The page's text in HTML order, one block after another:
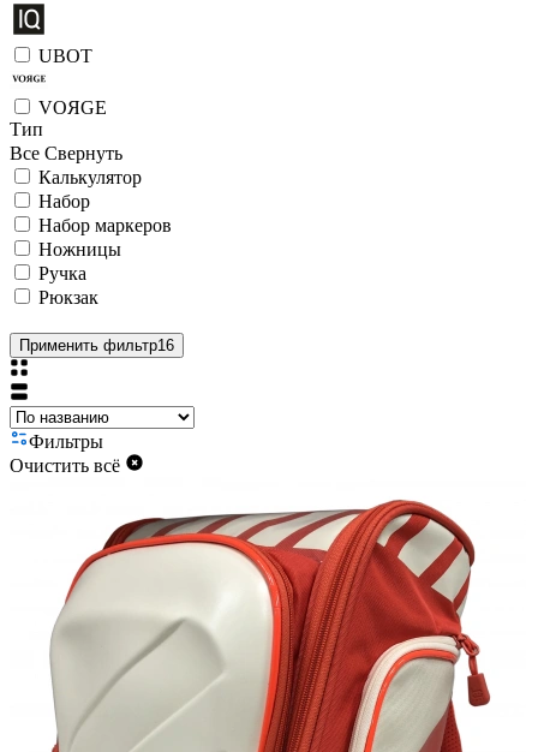
UBOT
VOЯGE
Тип
Все Свернуть
Калькулятор
Набор
Набор маркеров
Ножницы
Ручка
Рюкзак
Применить фильтр16
Фильтры
Очистить всё